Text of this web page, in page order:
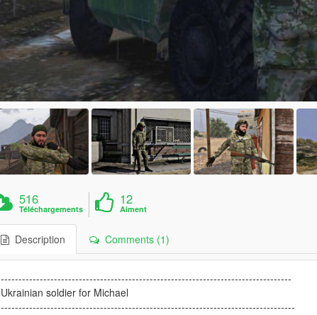
516
Téléchargements
12
Aiment
Description Comments (1)
----------------------------------------------------------------------------------
Ukrainian soldier for Michael
-----------------------------------------------------------------------------------